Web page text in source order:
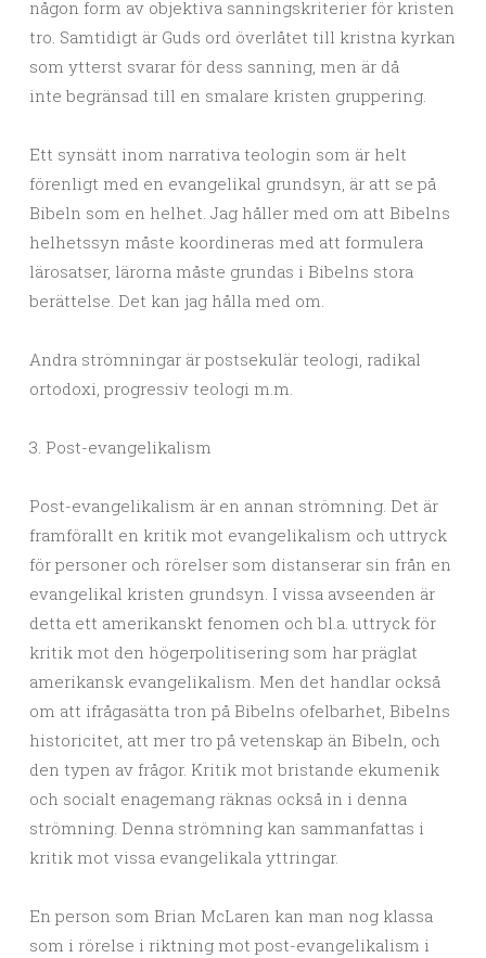
någon form av objektiva sanningskriterier för kristen
tro. Samtidigt är Guds ord överlåtet till kristna kyrkan
som ytterst svarar för dess sanning, men är då
inte begränsad till en smalare kristen gruppering.
Ett synsätt inom narrativa teologin som är helt
förenligt med en evangelikal grundsyn, är att se på
Bibeln som en helhet. Jag håller med om att Bibelns
helhetssyn måste koordineras med att formulera
lärosatser, lärorna måste grundas i Bibelns stora
berättelse. Det kan jag hålla med om.
Andra strömningar är postsekulär teologi, radikal
ortodoxi, progressiv teologi m.m.
3. Post-evangelikalism
Post-evangelikalism är en annan strömning. Det är
framförallt en kritik mot evangelikalism och uttryck
för personer och rörelser som distanserar sin från en
evangelikal kristen grundsyn. I vissa avseenden är
detta ett amerikanskt fenomen och bl.a. uttryck för
kritik mot den högerpolitisering som har präglat
amerikansk evangelikalism. Men det handlar också
om att ifrågasätta tron på Bibelns ofelbarhet, Bibelns
historicitet, att mer tro på vetenskap än Bibeln, och
den typen av frågor. Kritik mot bristande ekumenik
och socialt enagemang räknas också in i denna
strömning. Denna strömning kan sammanfattas i
kritik mot vissa evangelikala yttringar.
En person som Brian McLaren kan man nog klassa
som i rörelse i riktning mot post-evangelikalism i